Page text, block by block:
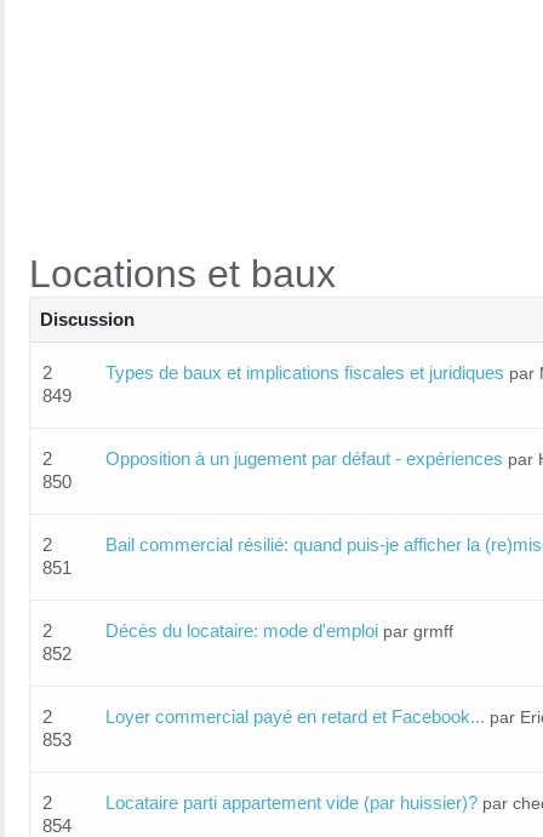
Locations et baux
Discussion
2
849
Types de baux et implications fiscales et juridiques par
2
850
Opposition à un jugement par défaut - expériences par
2
851
Bail commercial résilié: quand puis-je afficher la
2
852
Décès du locataire: mode d'emploi par grmff
2
853
Loyer commercial payé en retard et Facebook... par
2
854
Locataire parti appartement vide (par huissier)? par